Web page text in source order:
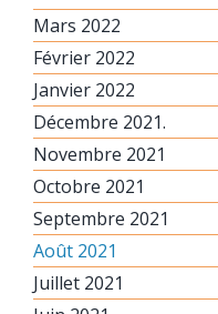
Mars 2022
Février 2022
Janvier 2022
Décembre 2021.
Novembre 2021
Octobre 2021
Septembre 2021
Août 2021
Juillet 2021